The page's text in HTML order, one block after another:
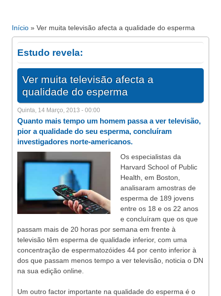
Está aqui
Início » Ver muita televisão afecta a qualidade do esperma
Estudo revela:
Ver muita televisão afecta a
qualidade do esperma
Quinta, 14 Março, 2013 - 00:00
Quanto mais tempo um homem passa a ver televisão,
pior a qualidade do seu esperma, concluíram
investigadores norte-americanos.
Os especialistas da
Harvard School of Public
Health, em Boston,
analisaram amostras de
esperma de 189 jovens
entre os 18 e os 22 anos
e concluíram que os que
passam mais de 20 horas por semana em frente à
televisão têm esperma de qualidade inferior, com uma
concentração de espermatozóides 44 por cento inferior à
dos que passam menos tempo a ver televisão, noticia o DN
na sua edição online.
Um outro factor importante na qualidade do esperma é o